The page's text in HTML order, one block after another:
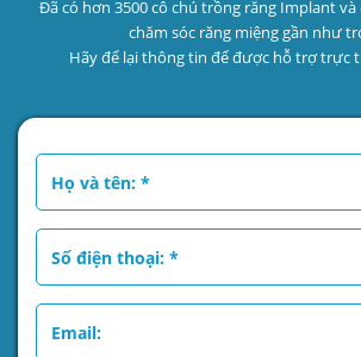
Đã có hơn 3500 cô chú trồng răng Implant và
chăm sóc răng miệng gần như
Hãy để lại thông tin để được hỗ trợ trực